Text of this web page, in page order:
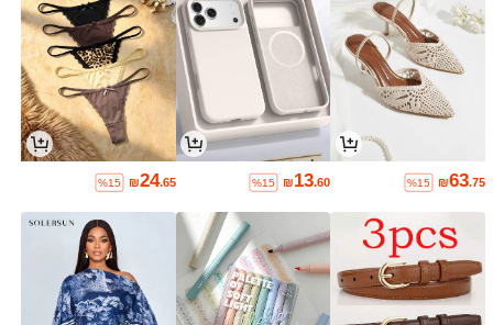
₪63.75
%15
₪13.60
%15
₪24.65
%15